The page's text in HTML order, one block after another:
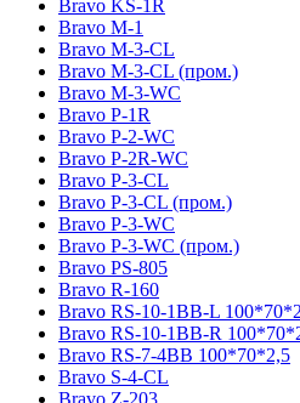
Bravo KS-1R
Bravo M-1
Bravo M-3-CL
Bravo M-3-CL (пром.)
Bravo M-3-WC
Bravo P-1R
Bravo P-2-WC
Bravo P-2R-WC
Bravo P-3-CL
Bravo P-3-CL (пром.)
Bravo P-3-WC
Bravo P-3-WC (пром.)
Bravo PS-805
Bravo R-160
Bravo RS-10-1BB-L
Bravo RS-10-1BB-R
Bravo RS-7-4BB 100*70*2,5
Bravo S-4-CL
Bravo Z-203